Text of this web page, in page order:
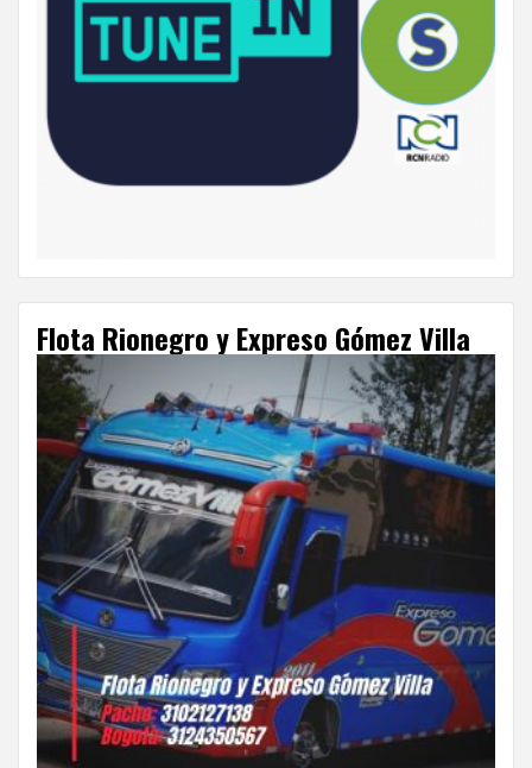
Flota Rionegro y Expreso Gómez Villa